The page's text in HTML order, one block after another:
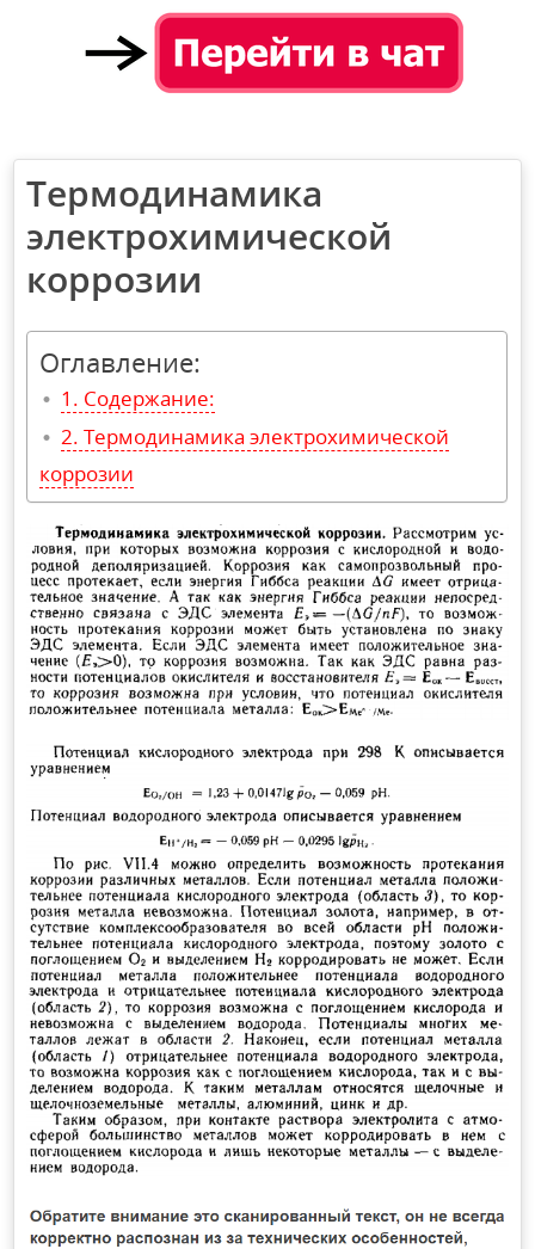
Термодинамика
электрохимической
коррозии
Оглавление:
Содержание:
Термодинамика электрохимической
коррозии